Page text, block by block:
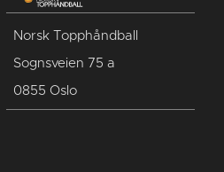
Norsk Topphåndball
Sognsveien 75 a
0855 Oslo